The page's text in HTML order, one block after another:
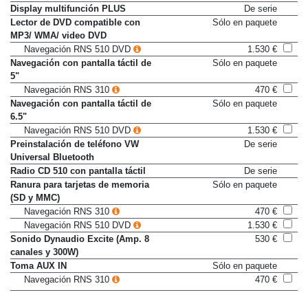
Navegación RNS 510 DVD
1.530 €
Display multifunción PLUS
De serie
Lector de DVD compatible con
MP3/ WMA/ video DVD
Navegación RNS 510 DVD
1.530 €
Navegación con pantalla táctil de
Navegación RNS 310
470 €
Navegación con pantalla táctil de
6.5"
Navegación RNS 510 DVD
1.530 €
Preinstalación de teléfono VW
Universal Bluetooth
Radio CD 510 con pantalla táctil
De serie
Ranura para tarjetas de memoria
(SD y MMC)
Navegación RNS 310
470 €
Navegación RNS 510 DVD
1.530 €
Sonido Dynaudio Excite (Amp. 8
canales y 300W)
Toma AUX IN
Sólo en paquete
Navegación RNS 310
470 €